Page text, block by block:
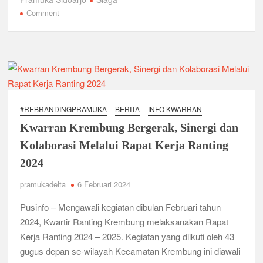
Sistem Kerja Industri Lewat KPDA
Pelatihan Keprotokoleran
Siaga Ramaikan Pesta Siaga Kwarran Prambon 2026
Ceria Bersama Pramuka Siaga: Membangun Generasi
Tangguh dan Berkarakter
SDN Pagerwojo Hadir Menempa Ketangguhan
Gelar Musppanitera 2026, Kwarran Taman Cetak
Pemimpin Baru dan Perkuat Kolaborasi Lintas Pangkalan
Ajang Kompetensi Antar Ambalan II SMKN 2 Buduran
2026 Diwarnai Penampilan Tari Kreasi Berselendang
e
b
o
k
A
p
a
Commenton
Krembung,
Melatih
290
Pramuka
Siaga
#REBRANDINGPRAMUKA BERITA INFO KWARRAN
Kwarran Krembung Bergerak, Sinergi dan
Kolaborasi Melalui Rapat Kerja Ranting
2024
pramukadelta 6 Februari 2024
Pusinfo – Mengawali kegiatan dibulan Februari tahun
2024, Kwartir Ranting Krembung melaksanakan Rapat
Kerja Ranting 2024 – 2025. Kegiatan yang diikuti oleh 43
gugus depan se-wilayah Kecamatan Krembung ini diawali